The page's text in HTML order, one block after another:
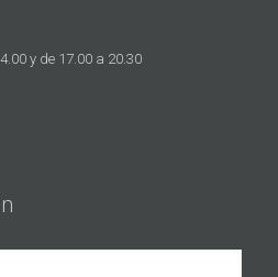
y de 17.00 a 20.30